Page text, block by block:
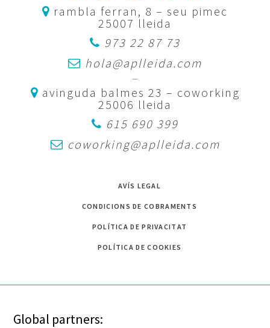
rambla ferran, 8 – seu pimec
25007 lleida
973 22 87 73
hola@aplleida.com
—
avinguda balmes 23 – coworking
25006 lleida
615 690 399
coworking@aplleida.com
AVÍS LEGAL
CONDICIONS DE COBRAMENTS
POLÍTICA DE PRIVACITAT
POLÍTICA DE COOKIES
Global partners: